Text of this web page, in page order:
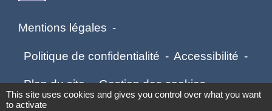
Mentions légales -
Politique de confidentialité - Accessibilité -
Plan du site - Gestion des cookies
This site uses cookies and gives you control over what you want
to activate